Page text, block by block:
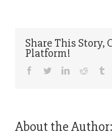
Share This Story,
Platform!
Facebook
TwitterLinkedinReddit
About the Author: